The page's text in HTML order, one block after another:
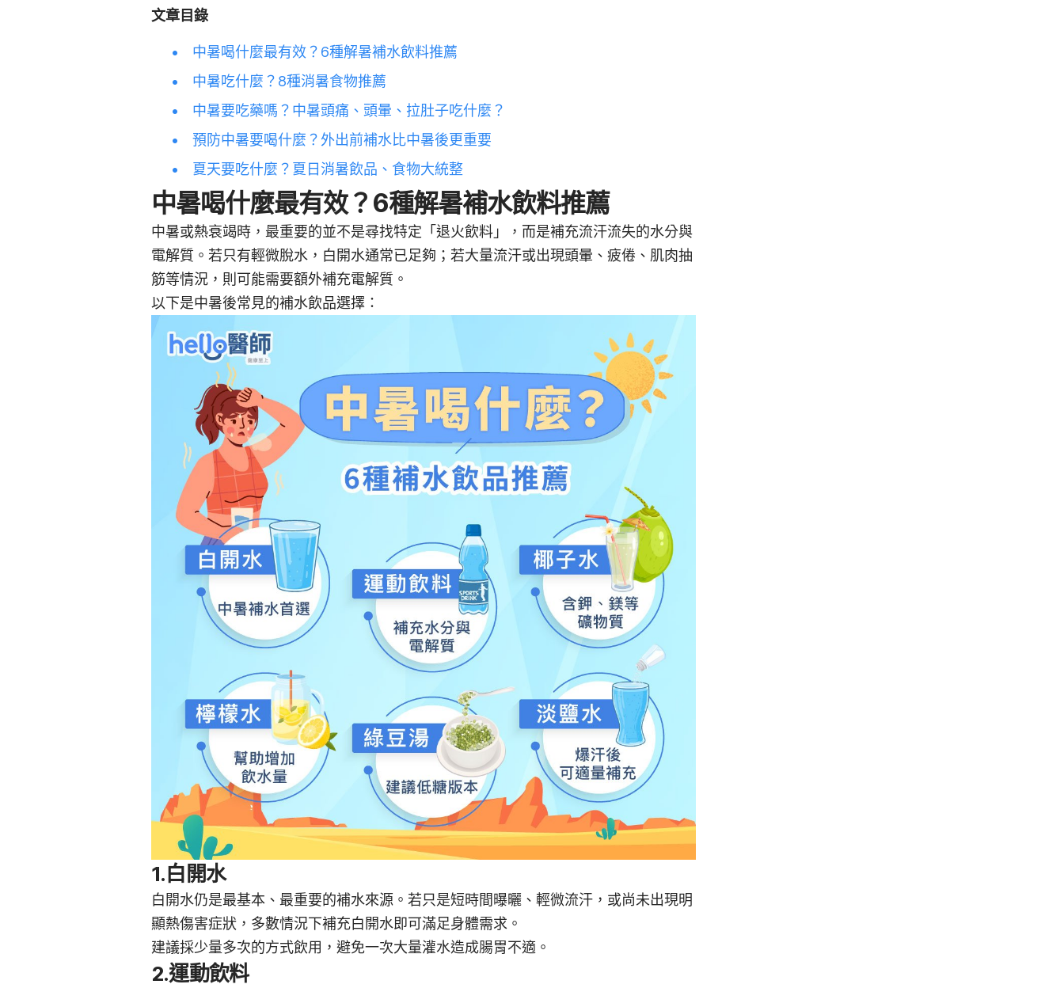
文章目錄
中暑喝什麼最有效？6種解暑補水飲料推薦
中暑吃什麼？8種消暑食物推薦
中暑要吃藥嗎？中暑頭痛、頭暈、拉肚子吃什麼？
預防中暑要喝什麼？外出前補水比中暑後更重要
夏天要吃什麼？夏日消暑飲品、食物大統整
中暑喝什麼最有效？6種解暑補水飲料推薦
中暑或熱衰竭時，最重要的並不是尋找特定「退火飲料」，而是補充流汗流失的水分與
電解質。若只有輕微脫水，白開水通常已足夠；若大量流汗或出現頭暈、疲倦、肌肉抽
筋等情況，則可能需要額外補充電解質。
以下是中暑後常見的補水飲品選擇：
1.白開水
白開水仍是最基本、最重要的補水來源。若只是短時間曝曬、輕微流汗，或尚未出現明
顯熱傷害症狀，多數情況下補充白開水即可滿足身體需求。
建議採少量多次的方式飲用，避免一次大量灌水造成腸胃不適。
2.運動飲料